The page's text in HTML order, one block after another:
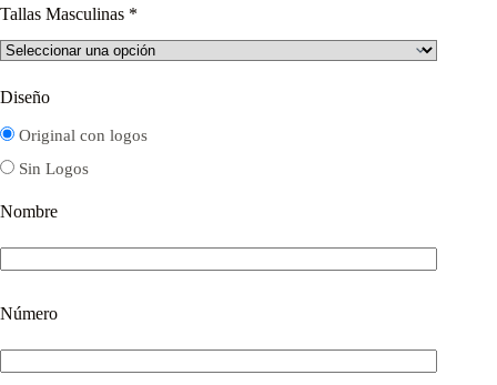
Tallas Masculinas *
Diseño
Original con logos
Sin Logos
Nombre
Número